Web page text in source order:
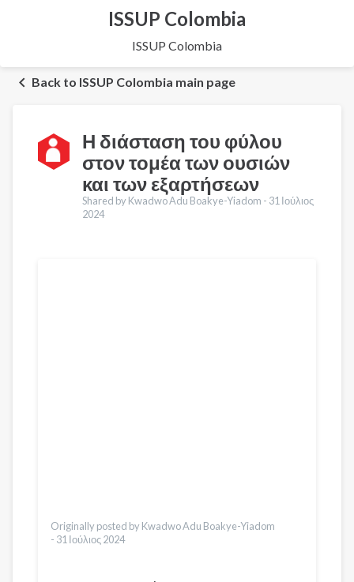
ISSUP Colombia
ISSUP Colombia
Back to ISSUP Colombia main page
Η διάσταση του φύλου
στον τομέα των ουσιών
και των εξαρτήσεων
Shared by Kwadwo Adu Boakye-Yiadom - 31 Ιούλιος
2024
Originally posted by Kwadwo Adu Boakye-Yiadom
- 31 Ιούλιος 2024